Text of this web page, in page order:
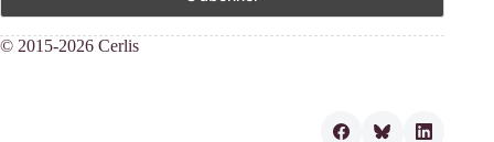
© 2015-2026 Cerlis